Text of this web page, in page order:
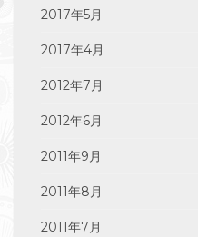
2017年5月
2017年4月
2012年7月
2012年6月
2011年9月
2011年8月
2011年7月